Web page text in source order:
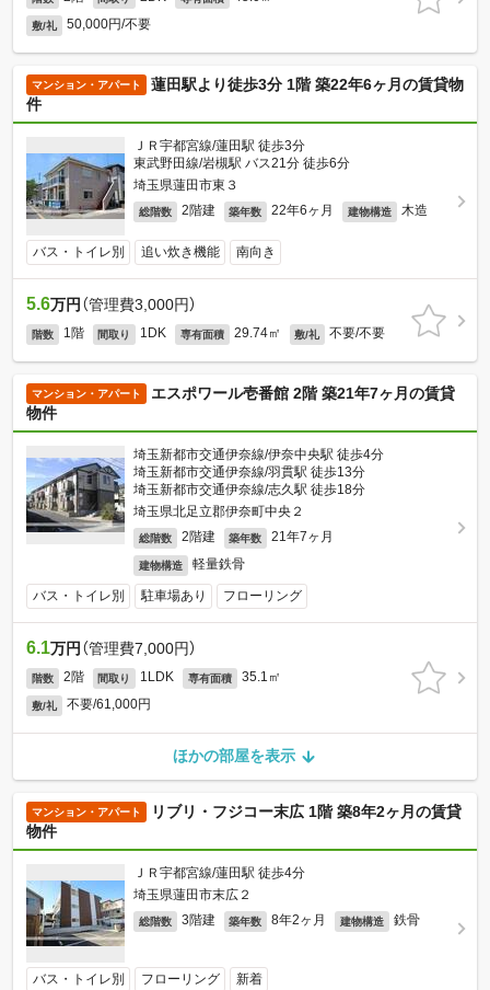
敷/礼 50,000円/不要
マンション・アパート
蓮田駅より徒歩3分 1階 築22年6ヶ月の賃貸物
件
ＪＲ宇都宮線/蓮田駅 徒歩3分
東武野田線/岩槻駅 バス21分 徒歩6分
埼玉県蓮田市東３
総階数 2階建 築年数 22年6ヶ月 建物構造 木造
バス・トイレ別 追い炊き機能 南向き
5.6万円 （管理費3,000円）
階数 1階 間取り 1DK 専有面積 29.74㎡ 敷/礼 不要/不要
マンション・アパート
エスポワール壱番館 2階 築21年7ヶ月の賃貸
物件
埼玉新都市交通伊奈線/伊奈中央駅 徒歩4分
埼玉新都市交通伊奈線/羽貫駅 徒歩13分
埼玉新都市交通伊奈線/志久駅 徒歩18分
埼玉県北足立郡伊奈町中央２
総階数 2階建 築年数 21年7ヶ月
建物構造 軽量鉄骨
バス・トイレ別 駐車場あり フローリング
6.1万円 （管理費7,000円）
階数 2階 間取り 1LDK 専有面積 35.1㎡
敷/礼 不要/61,000円
ほかの部屋を表示
マンション・アパート
リブリ・フジコー末広 1階 築8年2ヶ月の賃貸
物件
ＪＲ宇都宮線/蓮田駅 徒歩4分
埼玉県蓮田市末広２
総階数 3階建 築年数 8年2ヶ月 建物構造 鉄骨
バス・トイレ別 フローリング 新着